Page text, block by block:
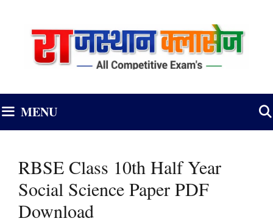
MENU
RBSE Class 10th Half Year
Social Science Paper PDF
Download